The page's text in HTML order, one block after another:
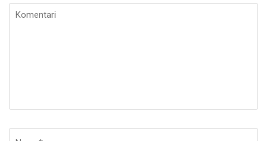
Komentari